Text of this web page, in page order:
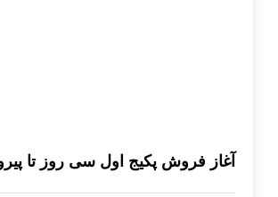
آغاز فروش پکیج اول سی روز تا پیروزی